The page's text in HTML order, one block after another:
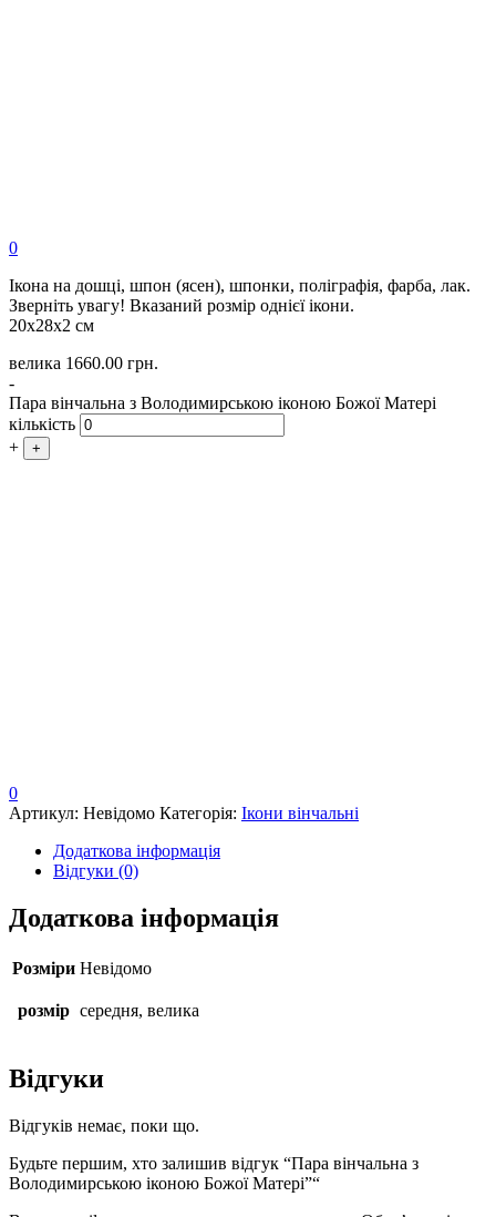
0
Ікона на дошці, шпон (ясен), шпонки, поліграфія, фарба, лак.
Зверніть увагу! Вказаний розмір однієї ікони.
20х28х2 см
велика 1660.00 грн.
-
Пара вінчальна з Володимирською іконою Божої Матері
кількість
+
+
0
Артикул: Невідомо Категорія: Ікони вінчальні
Додаткова інформація
Відгуки (0)
Додаткова інформація
Розміри Невідомо
розмір середня, велика
Відгуки
Відгуків немає, поки що.
Будьте першим, хто залишив відгук “Пара вінчальна з
Володимирською іконою Божої Матері”“